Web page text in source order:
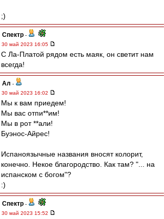
;)
Спектр -
30 май 2023 16:05
C Ла-Платой рядом есть маяк, он светит нам
всегда!
Ал -
30 май 2023 16:02
Мы к вам приедем!
Мы вас отпи**им!
Мы в рот **али!
Буэнос-Айрес!
Испаноязычные названия вносят колорит,
конечно. Некое благородство. Как там? "... на
испанском с богом"?
:)
Спектр -
30 май 2023 15:52